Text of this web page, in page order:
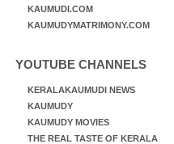
KAUMUDI.COM
KAUMUDYMATRIMONY.COM
YOUTUBE CHANNELS
KERALAKAUMUDI NEWS
KAUMUDY
KAUMUDY MOVIES
THE REAL TASTE OF KERALA